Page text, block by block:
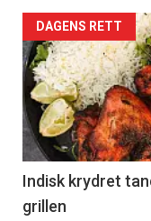
DAGENS RETT
Indisk krydret
grillen